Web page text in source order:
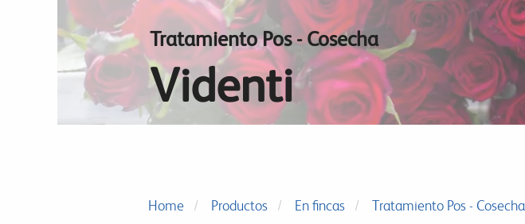
Tratamiento Pos - Cosecha
Videnti
Home Productos En fincas Tratamiento Pos - Cosecha